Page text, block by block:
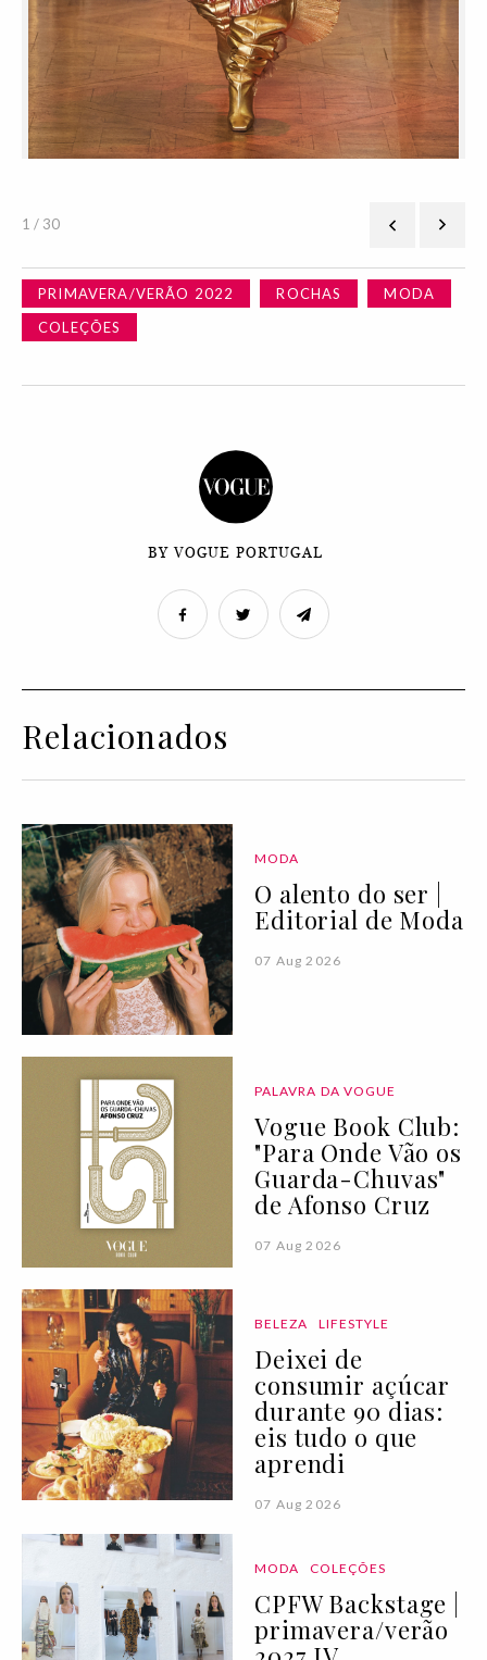
1 / 30
PRIMAVERA/VERÃO 2022 ROCHAS
MODA
COLEÇÕES
BY VOGUE PORTUGAL
Relacionados
MODA
O alento do ser |
Editorial de Moda
07 Aug 2026
PALAVRA DA VOGUE
Vogue Book Club:
"Para Onde Vão os
Guarda-Chuvas"
de Afonso Cruz
07 Aug 2026
BELEZA LIFESTYLE
Deixei de
consumir açúcar
durante 90 dias:
eis tudo o que
aprendi
07 Aug 2026
MODA COLEÇÕES
CPFW Backstage |
primavera/verão